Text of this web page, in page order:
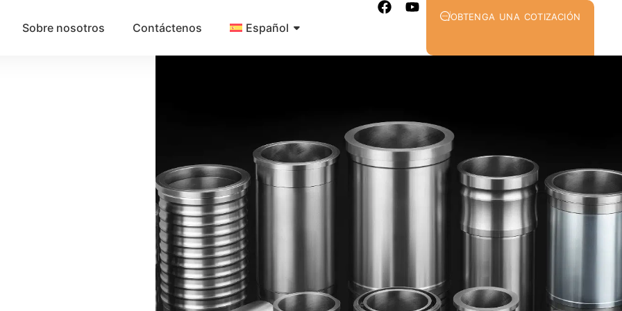
Sobre nosotros Contáctenos Español
OBTENGA UNA COTIZACIÓN